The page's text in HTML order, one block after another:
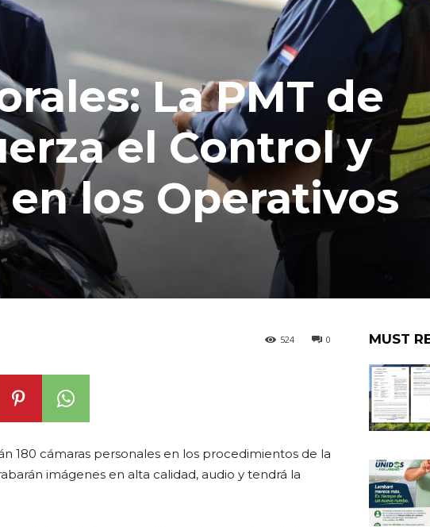
La PMT de
el Control y
los Operativos
0
524
180 cámaras personales en los procedimientos de la
imágenes en alta calidad, audio y tendrá la
MUST